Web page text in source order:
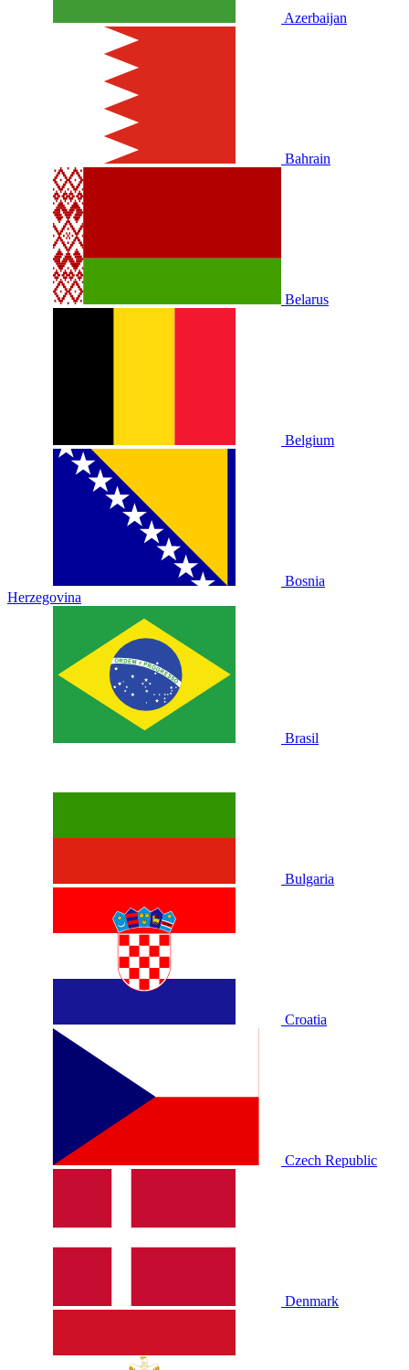
Azerbaijan
Bahrain
Belarus
Belgium
Bosnia
Herzegovina
Brasil
Bulgaria
Croatia
Czech Republic
Denmark